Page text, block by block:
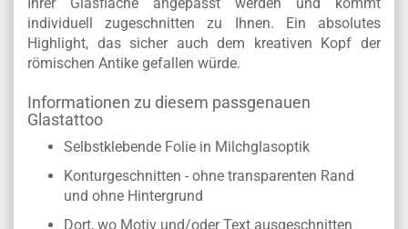
individuell zugeschnitten zu Ihnen. Ein absolutes
Highlight, das sicher auch dem kreativen Kopf der
römischen Antike gefallen würde.
Informationen zu diesem passgenauen
Glastattoo
Selbstklebende Folie in Milchglasoptik
Konturgeschnitten - ohne transparenten Rand
und ohne Hintergrund
Dort, wo Motiv und/oder Text ausgeschnitten